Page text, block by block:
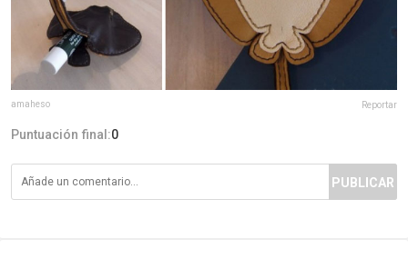
amaheso Reportar
Puntuación final:0
PUBLICAR